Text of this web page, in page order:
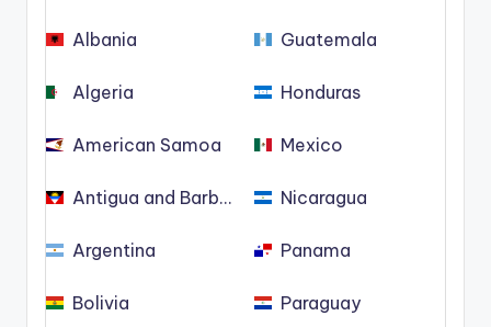
Albania
Algeria
American Samoa
Antigua and Barbuda
Argentina
Bolivia
Guatemala
Honduras
Mexico
Nicaragua
Panama
Paraguay